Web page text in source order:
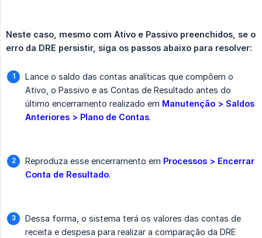
Neste caso, mesmo com Ativo e Passivo preenchidos, se o
erro da DRE persistir, siga os passos abaixo para resolver:
Lance o saldo das contas analíticas que compõem o
Ativo, o Passivo e as Contas de Resultado antes do
último encerramento realizado em Manutenção > Saldos
Anteriores > Plano de Contas.
Reproduza esse encerramento em Processos > Encerrar
Conta de Resultado.
Dessa forma, o sistema terá os valores das contas de
receita e despesa para realizar a comparação da DRE